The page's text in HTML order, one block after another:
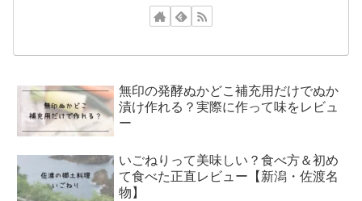
無印の発酵ぬかどこ補充用だけでぬか
漬け作れる？実際に作って味をレビュ
ー
いごねりって美味しい？食べ方＆初め
て食べた正直レビュー【新潟・佐渡名
物】